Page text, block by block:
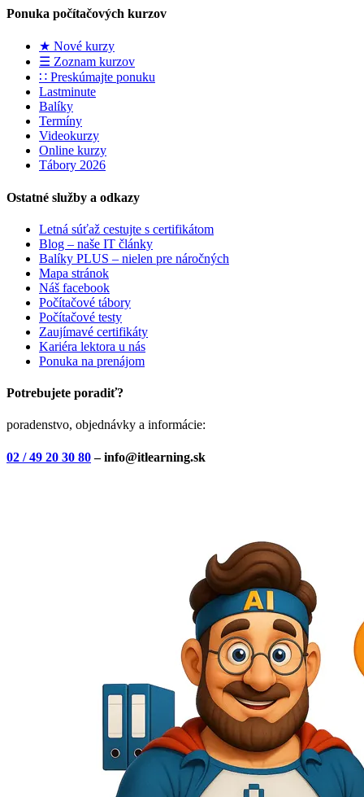
Ponuka počítačových kurzov
★ Nové kurzy
☰ Zoznam kurzov
∷ Preskúmajte ponuku
Lastminute
Balíky
Termíny
Videokurzy
Online kurzy
Tábory 2026
Ostatné služby a odkazy
Letná súťaž cestujte s certifikátom
Blog – naše IT články
Balíky PLUS – nielen pre náročných
Mapa stránok
Náš facebook
Počítačové tábory
Počítačové testy
Zaujímavé certifikáty
Kariéra lektora u nás
Ponuka na prenájom
Potrebujete poradiť?
poradenstvo, objednávky a informácie:
02 / 49 20 30 80– info@itlearning.sk